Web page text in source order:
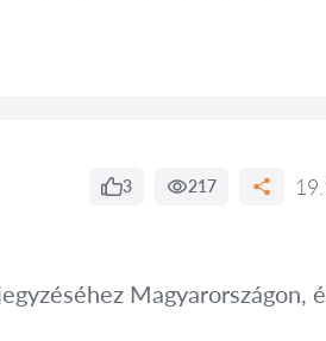
3 217
Magyarországon,